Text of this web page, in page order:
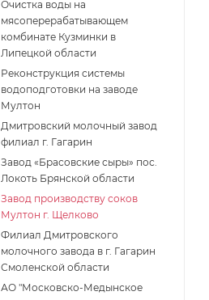
Очистка воды на
мясоперерабатывающем
комбинате Кузминки в
Липецкой области
Реконструкция системы
водоподготовки на заводе
Мултон
Дмитровский молочный завод
филиал г. Гагарин
Завод «Брасовские сыры» пос.
Локоть Брянской области
Завод производству соков
Мултон г. Щелково
Филиал Дмитровского
молочного завода в г. Гагарин
Смоленской области
АО "Московско-Медынское